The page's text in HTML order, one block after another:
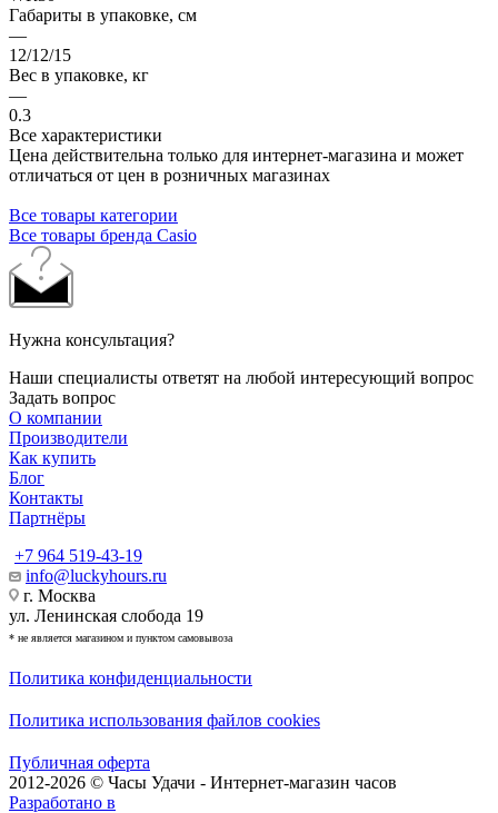
Габариты в упаковке, см
—
12/12/15
Вес в упаковке, кг
—
0.3
Все характеристики
Цена действительна только для интернет-магазина и может
отличаться от цен в розничных магазинах
Все товары категории
Все товары бренда Casio
Нужна консультация?
Наши специалисты ответят на любой интересующий вопрос
Задать вопрос
О компании
Производители
Как купить
Блог
Контакты
Партнёры
+7 964 519-43-19
info@luckyhours.ru
г. Москва
ул. Ленинская слобода 19
* не является магазином и пунктом самовывоза
Политика конфиденциальности
Политика использования файлов cookies
Публичная оферта
2012-2026 © Часы Удачи - Интернет-магазин часов
Разработано в